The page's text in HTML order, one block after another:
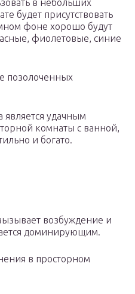
в небольших
будет присутствовать
фоне хорошо будут
фиолетовые, синие
позолоченных
является удачным
комнаты с ванной,
и богато.
возбуждение и
доминирующим.
в просторном